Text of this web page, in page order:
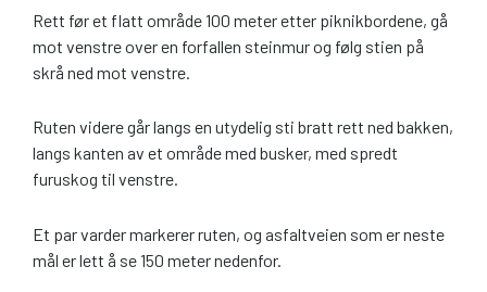
Rett før et flatt område 100 meter etter piknikbordene, gå
mot venstre over en forfallen steinmur og følg stien på
skrå ned mot venstre.
Ruten videre går langs en utydelig sti bratt rett ned bakken,
langs kanten av et område med busker, med spredt
furuskog til venstre.
Et par varder markerer ruten, og asfaltveien som er neste
mål er lett å se 150 meter nedenfor.